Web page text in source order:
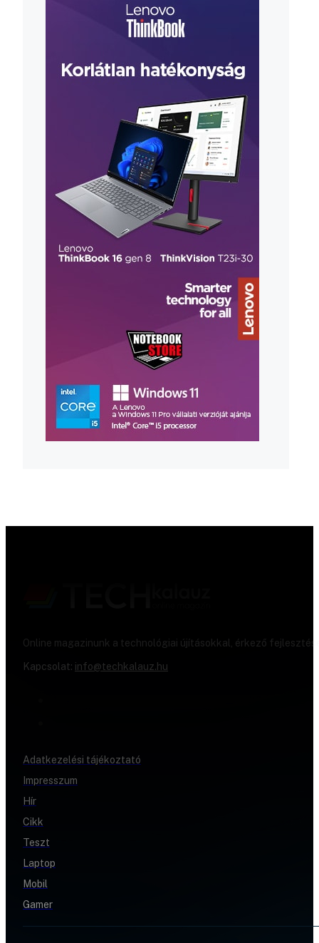
Online magazinunk a technológiai újításokkal, érkező
Kapcsolat: info@techkalauz.hu
Adatkezelési tájékoztató
Impresszum
Hír
Cikk
Teszt
Laptop
Mobil
Gamer